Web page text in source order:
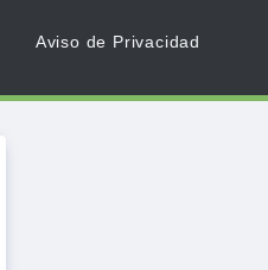
Aviso de Privacidad